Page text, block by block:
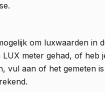
om luxwaarden in
meter gehad, of heb
vul aan of het gemeten